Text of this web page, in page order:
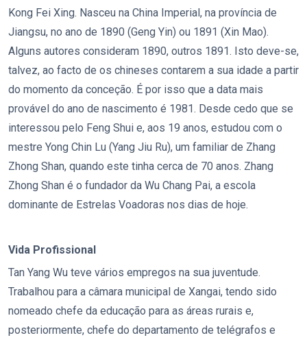
Kong Fei Xing. Nasceu na China Imperial, na província de
Jiangsu, no ano de 1890 (Geng Yin) ou 1891 (Xin Mao).
Alguns autores consideram 1890, outros 1891. Isto deve-se,
talvez, ao facto de os chineses contarem a sua idade a partir
do momento da conceção. É por isso que a data mais
provável do ano de nascimento é 1981. Desde cedo que se
interessou pelo Feng Shui e, aos 19 anos, estudou com o
mestre Yong Chin Lu (Yang Jiu Ru), um familiar de Zhang
Zhong Shan, quando este tinha cerca de 70 anos. Zhang
Zhong Shan é o fundador da Wu Chang Pai, a escola
dominante de Estrelas Voadoras nos dias de hoje.
Vida Profissional
Tan Yang Wu teve vários empregos na sua juventude.
Trabalhou para a câmara municipal de Xangai, tendo sido
nomeado chefe da educação para as áreas rurais e,
posteriormente, chefe do departamento de telégrafos e